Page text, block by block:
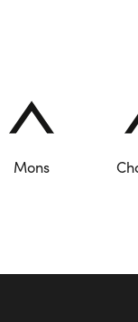
Mons